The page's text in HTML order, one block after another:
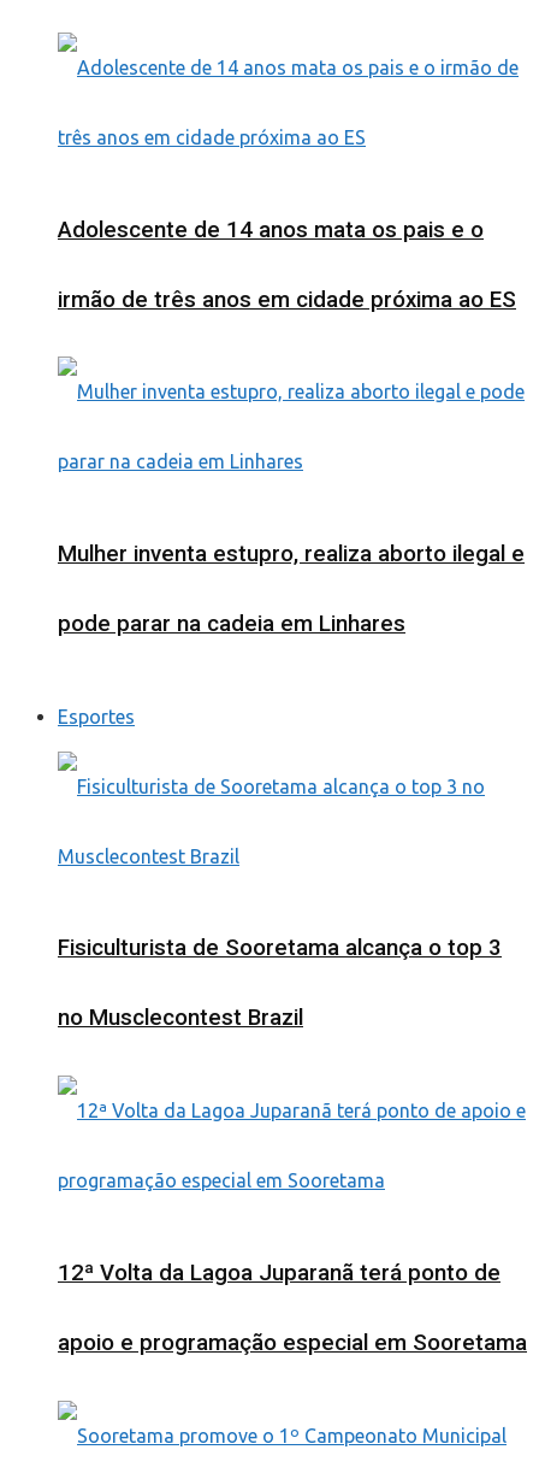
Adolescente de 14 anos mata os pais e o
irmão de três anos em cidade próxima ao ES
Mulher inventa estupro, realiza aborto ilegal e
pode parar na cadeia em Linhares
Esportes
Fisiculturista de Sooretama alcança o top 3
no Musclecontest Brazil
12ª Volta da Lagoa Juparanã terá ponto de
apoio e programação especial em Sooretama